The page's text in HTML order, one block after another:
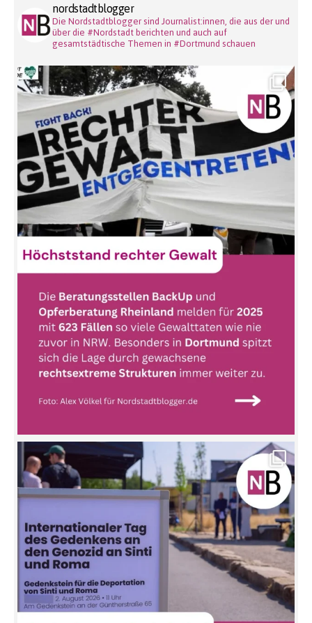
nordstadtblogger
Die Nordstadtblogger sind Journalist:innen, die aus der und
über die #Nordstadt berichten und auch auf
gesamtstädtische Themen in #Dortmund schauen